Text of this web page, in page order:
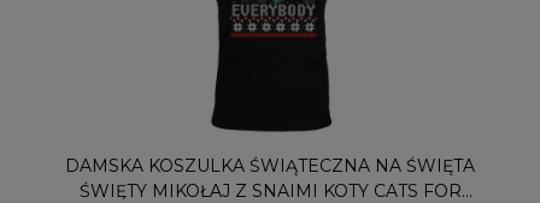
DAMSKA KOSZULKA ŚWIĄTECZNA NA ŚWIĘTA
ŚWIĘTY MIKOŁAJ Z SNAIMI KOTY CATS FOR